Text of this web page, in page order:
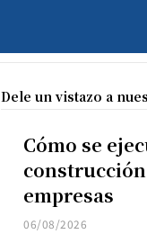
Dele un vistazo a
Cómo se
empresas
06/08/2026